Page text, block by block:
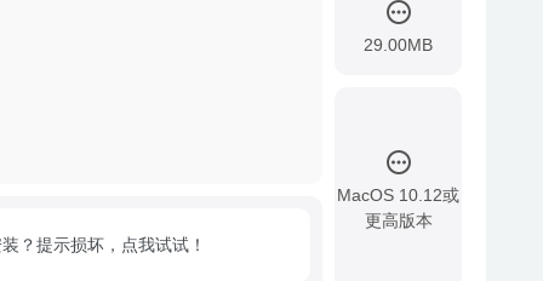
29.00MB
MacOS 10.12或
更高版本
？提示损坏，点我试试！